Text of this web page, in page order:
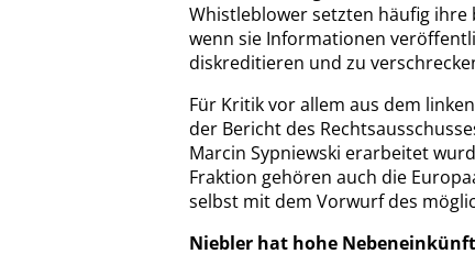
Whistleblower setzten häufig ihre
wenn sie Informationen
diskreditieren und zu
Für Kritik vor allem aus dem
der Bericht des
Marcin Sypniewski erarbeitet
Fraktion gehören auch die
selbst mit dem Vorwurf des
Niebler hat hohe